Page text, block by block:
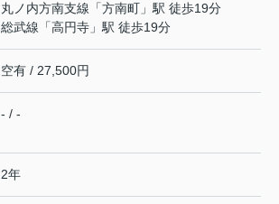
丸ノ内方南支線 「方南町 」駅 徒歩19分
総武線 「高円寺 」駅 徒歩19分
空有 / 27,500円
- / -
2年